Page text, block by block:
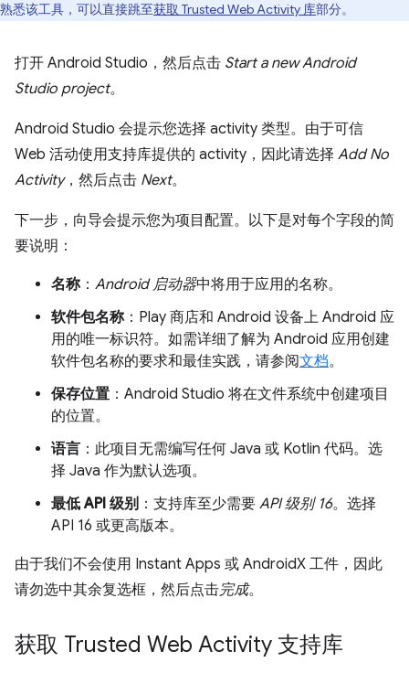
熟悉该工具，可以直接跳至获取 Trusted Web Activity 库部分。
打开 Android Studio，然后点击 Start a new Android
Studio project。
Android Studio 会提示您选择 activity 类型。由于可信
Web 活动使用支持库提供的 activity，因此请选择 Add No
Activity，然后点击 Next。
下一步，向导会提示您为项目配置。以下是对每个字段的简
要说明：
名称： Android 启动器中将用于应用的名称。
软件包名称：Play 商店和 Android 设备上 Android 应
用的唯一标识符。如需详细了解为 Android 应用创建
软件包名称的要求和最佳实践，请参阅文档。
保存位置 ：Android Studio 将在文件系统中创建项目
的位置。
语言 ：此项目无需编写任何 Java 或 Kotlin 代码。选
择 Java 作为默认选项。
最低 API 级别 ：支持库至少需要 API 级别 16。选择
API 16 或更高版本。
由于我们不会使用 Instant Apps 或 AndroidX 工件，因此
请勿选中其余复选框，然后点击完成。
获取 Trusted Web Activity 支持库